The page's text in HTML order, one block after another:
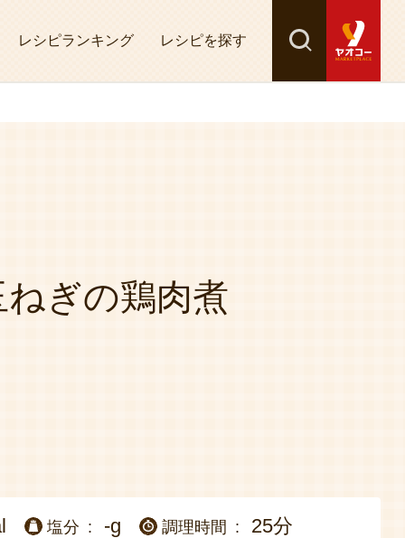
レシピランキング レシピを探す 検索
探す
ぎの鶏肉煮
塩分 -g 調理時間 25分